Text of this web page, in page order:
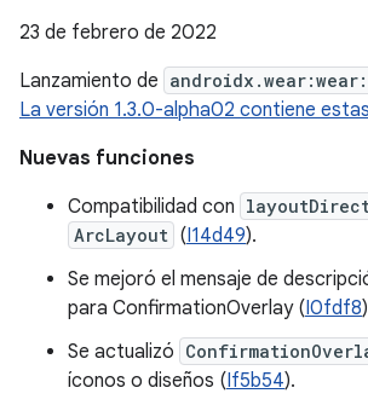
23 de febrero de 2022
Lanzamiento de
La versión 1.3.0-alpha02 contiene
Nuevas funciones
Compatibilidad con
ArcLayout (I14d49).
Se mejoró el mensaje de
para ConfirmationOverlay (I0fdf8
Se actualizó
íconos o diseños (If5b54).